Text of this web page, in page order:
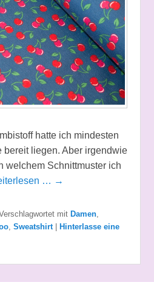
hatte ich mindesten
bereit liegen. Aber irgendwie
welchem Schnittmuster ich
… →
mit Damen,
, Sweatshirt
Hinterlasse eine